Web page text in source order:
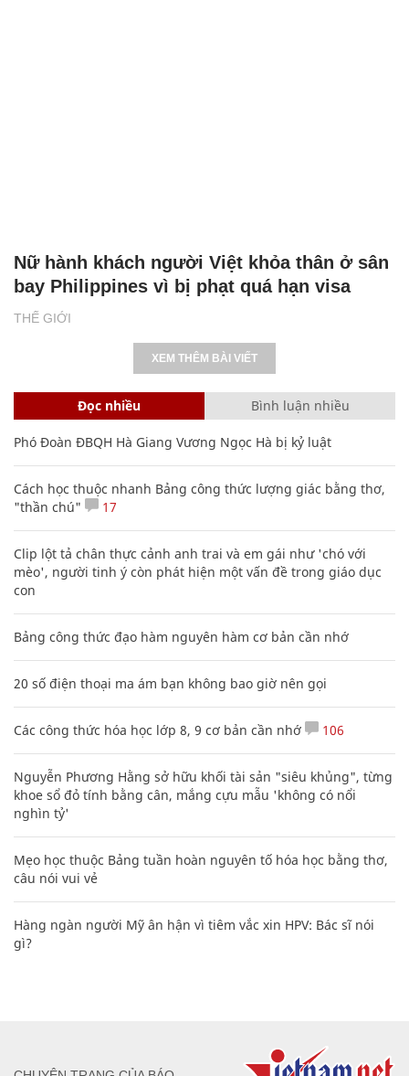
THẾ GIỚI
Nữ hành khách người Việt khỏa thân ở sân
bay Philippines vì bị phạt quá hạn visa
XEM THÊM BÀI VIẾT
Đọc nhiều Bình luận nhiều
Phó Đoàn ĐBQH Hà Giang Vương Ngọc Hà bị kỷ luật
Cách học thuộc nhanh Bảng công thức lượng giác bằng thơ,
"thần chú"
17
Clip lột tả chân thực cảnh anh trai và em gái như 'chó với
mèo', người tinh ý còn phát hiện một vấn đề trong giáo dục
con
Bảng công thức đạo hàm nguyên hàm cơ bản cần nhớ
20 số điện thoại ma ám bạn không bao giờ nên gọi
Các công thức hóa học lớp 8, 9 cơ bản cần nhớ 106
Nguyễn Phương Hằng sở hữu khối tài sản "siêu khủng", từng
khoe sổ đỏ tính bằng cân, mắng cựu mẫu 'không có nổi
nghìn tỷ'
Mẹo học thuộc Bảng tuần hoàn nguyên tố hóa học bằng thơ,
câu nói vui vẻ
Hàng ngàn người Mỹ ân hận vì tiêm vắc xin HPV: Bác sĩ nói
gì?